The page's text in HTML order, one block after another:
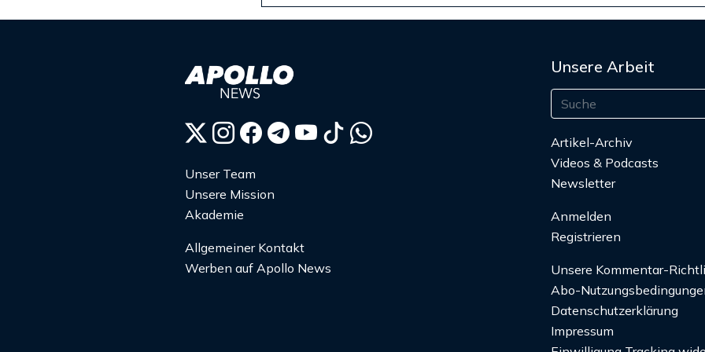
Unser Team
Unsere Mission
Akademie
Allgemeiner Kontakt
Werben auf Apollo News
Unsere Arbeit
Artikel-Archiv
Videos & Podcasts
Newsletter
Anmelden
Registrieren
Unsere Kommentar-
Abo-
Datenschutzerklärung
Impressum